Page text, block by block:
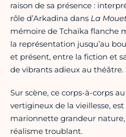
raison de sa présence :
rôle d’Arkadina dans La
mémoire de Tchaïka flanche
la représentation jusqu’au
et présent, entre la fiction et
de vibrants adieux au théâtre.
Sur scène, ce corps-à-corps
vertigineux de la vieillesse,
marionnette grandeur nature,
réalisme troublant.